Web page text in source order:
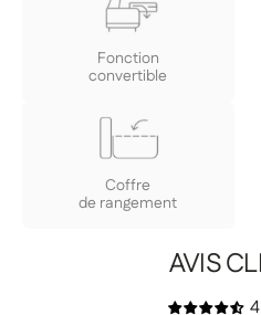
Fonction
convertible
Coffre
de rangement
AVIS